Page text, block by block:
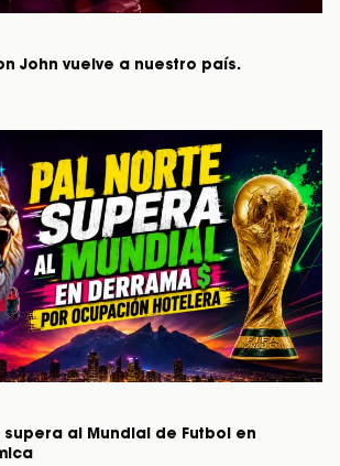
John vuelve a nuestro país.
supera al Mundial de Futbol en